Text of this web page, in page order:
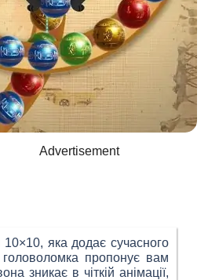
Advertisement
10×10, яка додає сучасного
пропонує вам
зникає в чіткій анімації,